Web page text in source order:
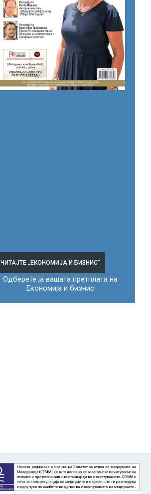
ЧИТАЈТЕ „ЕКОНОМИЈА И БИЗНИС“
Одберете ја вашата претплата на
Економија и бизнис